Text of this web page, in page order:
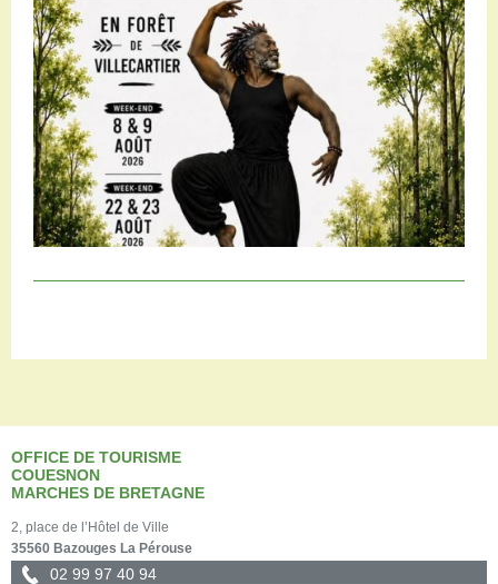
OFFICE DE TOURISME
COUESNON
MARCHES DE BRETAGNE
2, place de l’Hôtel de Ville
35560 Bazouges La Pérouse
02 99 97 40 94